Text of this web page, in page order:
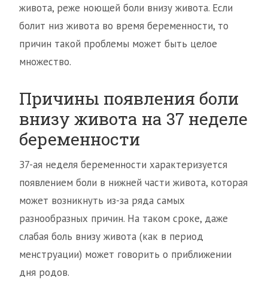
живота, реже ноющей боли внизу живота. Если
болит низ живота во время беременности, то
причин такой проблемы может быть целое
множество.
Причины появления боли
внизу живота на 37 неделе
беременности
З7-ая неделя беременности характеризуется
появлением боли в нижней части живота, которая
может возникнуть из-за ряда самых
разнообразных причин. На таком сроке, даже
слабая боль внизу живота (как в период
менструации) может говорить о приближении
дня родов.